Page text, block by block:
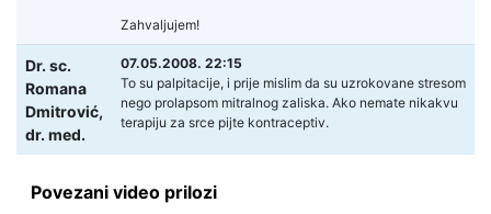
Zahvaljujem!
Dr. sc.
Romana
Dmitrović,
dr. med.
07.05.2008. 22:15
To su palpitacije, i prije mislim da su uzrokovane stresom
nego prolapsom mitralnog zaliska. Ako nemate nikakvu
terapiju za srce pijte kontraceptiv.
Povezani video prilozi